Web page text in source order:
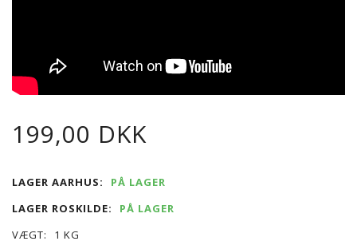
199,00 DKK
LAGER AARHUS:
PÅ LAGER
LAGER ROSKILDE:
PÅ LAGER
VÆGT:
1 KG